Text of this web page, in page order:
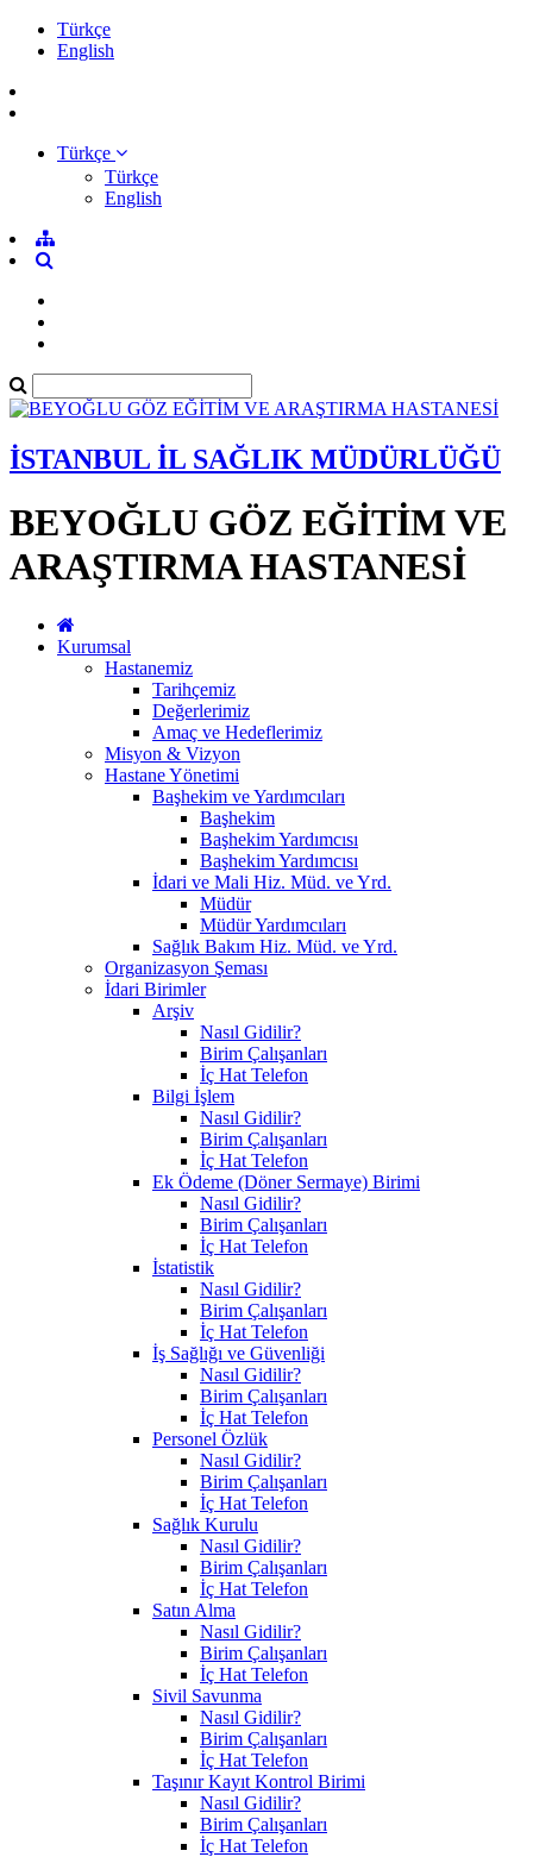
Türkçe
English
Türkçe
Türkçe
English
İSTANBUL İL SAĞLIK MÜDÜRLÜĞÜ
BEYOĞLU GÖZ EĞİTİM VE
ARAŞTIRMA HASTANESİ
Kurumsal
Hastanemiz
Tarihçemiz
Değerlerimiz
Amaç ve Hedeflerimiz
Misyon & Vizyon
Hastane Yönetimi
Başhekim ve Yardımcıları
Başhekim
Başhekim Yardımcısı
Başhekim Yardımcısı
İdari ve Mali Hiz. Müd. ve Yrd.
Müdür
Müdür Yardımcıları
Sağlık Bakım Hiz. Müd. ve Yrd.
Organizasyon Şeması
İdari Birimler
Arşiv
Nasıl Gidilir?
Birim Çalışanları
İç Hat Telefon
Bilgi İşlem
Nasıl Gidilir?
Birim Çalışanları
İç Hat Telefon
Ek Ödeme (Döner Sermaye) Birimi
Nasıl Gidilir?
Birim Çalışanları
İç Hat Telefon
İstatistik
Nasıl Gidilir?
Birim Çalışanları
İç Hat Telefon
İş Sağlığı ve Güvenliği
Nasıl Gidilir?
Birim Çalışanları
İç Hat Telefon
Personel Özlük
Nasıl Gidilir?
Birim Çalışanları
İç Hat Telefon
Sağlık Kurulu
Nasıl Gidilir?
Birim Çalışanları
İç Hat Telefon
Satın Alma
Nasıl Gidilir?
Birim Çalışanları
İç Hat Telefon
Sivil Savunma
Nasıl Gidilir?
Birim Çalışanları
İç Hat Telefon
Taşınır Kayıt Kontrol Birimi
Nasıl Gidilir?
Birim Çalışanları
İç Hat Telefon